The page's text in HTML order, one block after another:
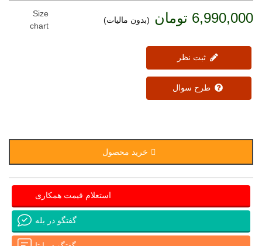
6,990,000 تومان (بدون مالیات)
ثبت نظر
طرح سوال
Size
chart
خرید محصول
استعلام قیمت همکاری
گفتگو در بله